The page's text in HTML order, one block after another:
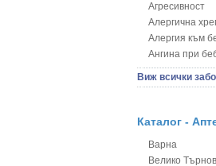
Агресивност
Алергична
Алергия към
Ангина при
Анемия при
Апетит -
Безапетитие
Бронхит и
Виж всички
Каталог -
Варна
Велико